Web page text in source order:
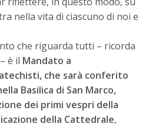
nella vita di ciascuno di noi e
che riguarda tutti – ricorda
è il Mandato a
che sarà conferito
Basilica di San Marco,
dei primi vespri della
della Cattedrale,